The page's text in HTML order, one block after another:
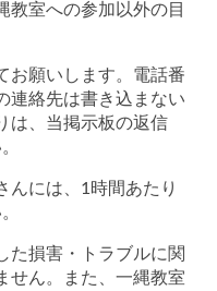
教室への参加以外の目
お願いします。電話番
連絡先は書き込まない
は、当掲示板の返信
んには、1時間あたり
た損害・トラブルに関
せん。また、一縄教室